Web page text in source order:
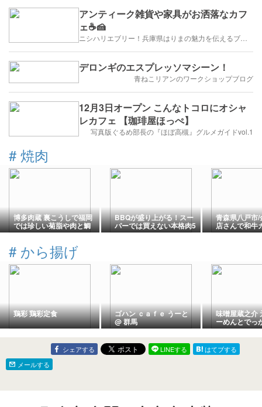
アンティーク雑貨や家具がお洒落なカフ
ェ☕️🍰
デロンギのエスプレッソマシーン！
青ねこリアンのワークショップブログ
12月3日オープン こんなトコロにオシャ
レカフェ 【珈琲屋ほっぺ】
写真版ぐるめ部長の『ほぼ高槻』グルメガイドvol.1
# 焼肉
博多肉蔵 裏こうしで福岡
では珍しい菊脂や肉と鯛
の巻物とすき焼きを楽し
BBQが盛り上がる！スー
パーでは買えない本格肉5
選｜みんなが驚く豪快な
青森県八戸市
店さんで和牛
を食べて来ま
# から揚げ
鶏彩 鶏彩定食 ゴハン ｃａｆｅ うーと
@ 群馬
味噌屋蔵之介
ーめんとでっ
シェアする LINEする
はてブする
メールする